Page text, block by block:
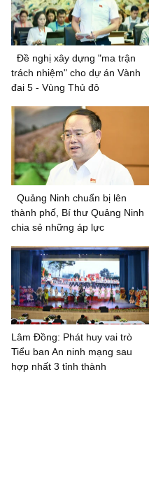
Đề nghị xây dựng "ma trận
trách nhiệm" cho dự án Vành
đai 5 - Vùng Thủ đô
Quảng Ninh chuẩn bị lên
thành phố, Bí thư Quảng Ninh
chia sẻ những áp lực
Lâm Đồng: Phát huy vai trò
Tiểu ban An ninh mạng sau
hợp nhất 3 tỉnh thành